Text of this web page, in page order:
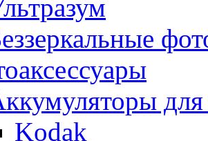
для
Kodak